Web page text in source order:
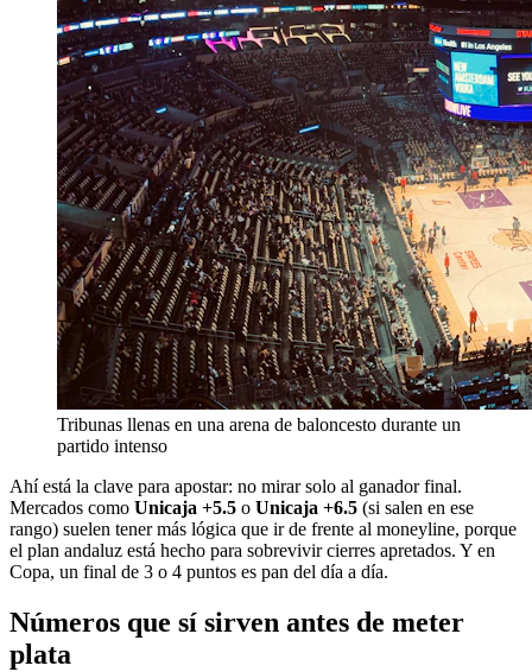
Tribunas llenas en una arena de baloncesto durante un
partido intenso
Ahí está la clave para apostar: no mirar solo al ganador final.
Mercados como Unicaja +5.5 o Unicaja +6.5 (si salen en ese
rango) suelen tener más lógica que ir de frente al moneyline, porque
el plan andaluz está hecho para sobrevivir cierres apretados. Y en
Copa, un final de 3 o 4 puntos es pan del día a día.
Números que sí sirven antes de meter
plata